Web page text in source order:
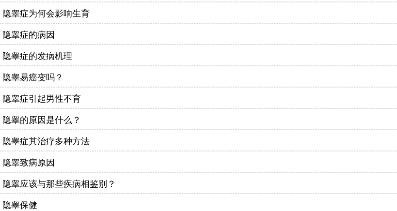
隐睾症为何会影响生育
隐睾症的病因
隐睾症的发病机理
隐睾易癌变吗？
隐睾症引起男性不育
隐睾的原因是什么？
隐睾症其治疗多种方法
隐睾致病原因
隐睾应该与那些疾病相鉴别？
隐睾保健